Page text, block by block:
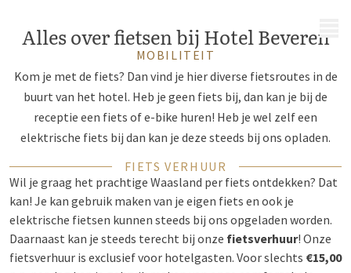
Alles over fietsen bij Hotel Beveren
MOBILITEIT
Kom je met de fiets? Dan vind je hier diverse fietsroutes in de
buurt van het hotel. Heb je geen fiets bij, dan kan je bij de
receptie een fiets of e-bike huren! Heb je wel zelf een
elektrische fiets bij dan kan je deze steeds bij ons opladen.
FIETS VERHUUR
Wil je graag het prachtige Waasland per fiets ontdekken? Dat
kan! Je kan gebruik maken van je eigen fiets en ook je
elektrische fietsen kunnen steeds bij ons opgeladen worden.
Daarnaast kan je steeds terecht bij onze fietsverhuur! Onze
fietsverhuur is exclusief voor hotelgasten. Voor slechts €15,00